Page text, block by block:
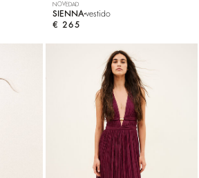
NOVEDAD
SIENNA vestido
€ 265